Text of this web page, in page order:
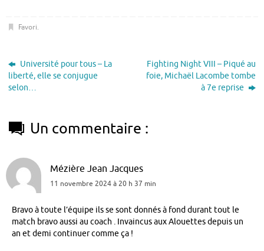
Favori.
Université pour tous – La
liberté, elle se conjugue
selon…
Fighting Night VIII – Piqué au
foie, Michaël Lacombe tombe
à 7e reprise
Un commentaire :
Mézière Jean Jacques
11 novembre 2024 à 20 h 37 min
Bravo à toute l’équipe ils se sont donnés à fond durant tout le
match bravo aussi au coach . Invaincus aux Alouettes depuis un
an et demi continuer comme ça !